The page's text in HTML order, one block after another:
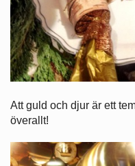
Att guld och djur är ett
överallt!